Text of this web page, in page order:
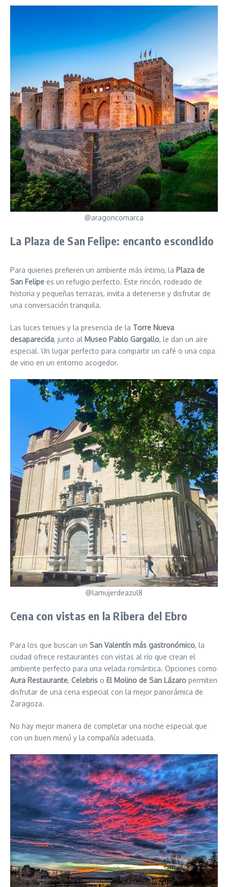
@aragoncomarca
La Plaza de San Felipe: encanto escondido
Para quienes prefieren un ambiente más íntimo, la Plaza de
San Felipe es un refugio perfecto. Este rincón, rodeado de
historia y pequeñas terrazas, invita a detenerse y disfrutar de
una conversación tranquila.
Las luces tenues y la presencia de la Torre Nueva
desaparecida, junto al Museo Pablo Gargallo, le dan un aire
especial. Un lugar perfecto para compartir un café o una copa
de vino en un entorno acogedor.
@lamujerdeazul8
Cena con vistas en la Ribera del Ebro
Para los que buscan un San Valentín más gastronómico, la
ciudad ofrece restaurantes con vistas al río que crean el
ambiente perfecto para una velada romántica. Opciones como
Aura Restaurante, Celebris o El Molino de San Lázaro permiten
disfrutar de una cena especial con la mejor panorámica de
Zaragoza.
No hay mejor manera de completar una noche especial que
con un buen menú y la compañía adecuada.